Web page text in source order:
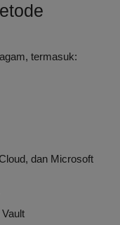
termasuk:
dan Microsoft